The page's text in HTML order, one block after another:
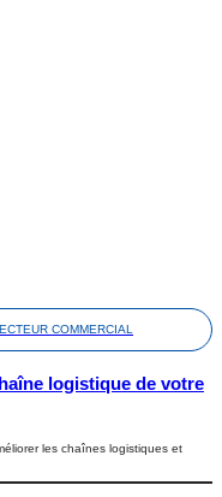
COMMERCIAL
logistique de votre
les chaînes logistiques et